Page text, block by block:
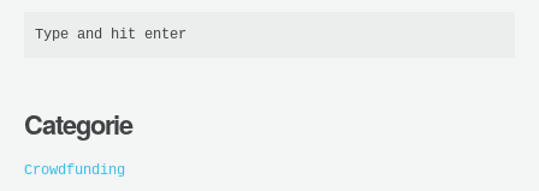
Categorie
Crowdfunding